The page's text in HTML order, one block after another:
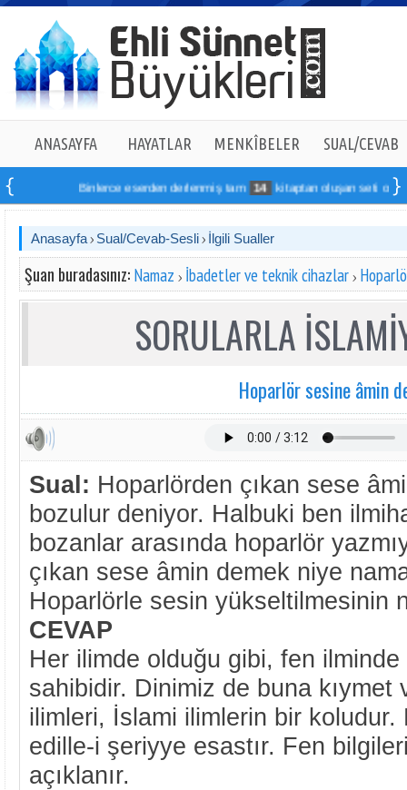
ANASAYFA HAYATLAR MENKÎBELER SUAL/CEVAB
Binlerce eserden derlenmiş tam 14 kitaptan oluşan seti online
Anasayfa Sual/Cevab-Sesli İlgili Sualler
Şuan buradasınız: Namaz İbadetler ve teknik cihazlar
SORULARLA
Hoparlör sesine âmin
Sual: Hoparlörden çıkan sese
bozulur deniyor. Halbuki ben
bozanlar arasında hoparlör
çıkan sese âmin demek niye
Hoparlörle sesin yükseltilmesinin
CEVAP
Her ilimde olduğu gibi, fen
sahibidir. Dinimiz de buna kıymet
ilimleri, İslami ilimlerin bir koludur.
edille-i şeriyye esastır. Fen
açıklanır.